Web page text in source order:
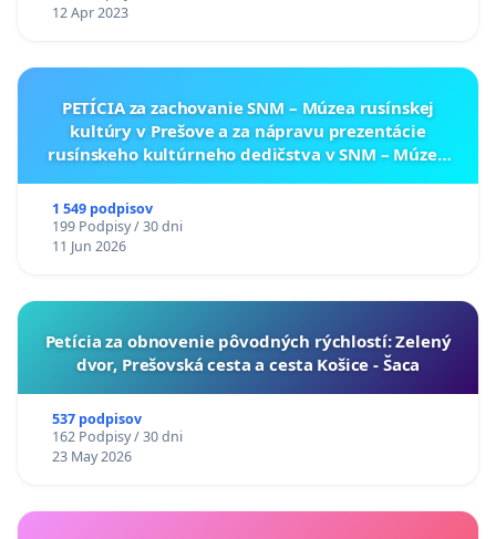
12 Apr 2023
PETÍCIA za zachovanie SNM – Múzea rusínskej
kultúry v Prešove a za nápravu prezentácie
rusínskeho kultúrneho dedičstva v SNM – Múzeu
1 549 podpisov
199 Podpisy / 30 dni
11 Jun 2026
​Petícia za obnovenie pôvodných rýchlostí: Zelený
dvor, Prešovská cesta a cesta Košice - Šaca
537 podpisov
162 Podpisy / 30 dni
23 May 2026